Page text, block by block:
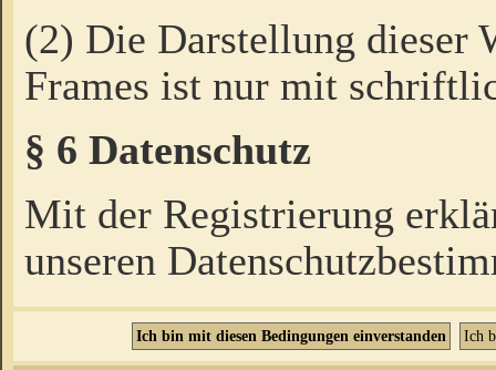
(2) Die Darstellung dieser
Frames ist nur mit
§ 6 Datenschutz
Mit der Registrierung
unseren